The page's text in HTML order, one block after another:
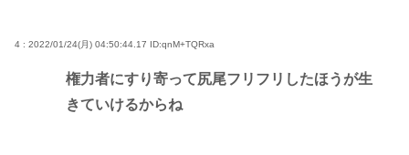
4 : 2022/01/24(月) 04:50:44.17 ID:qnM+TQRxa
権力者にすり寄って尻尾フリフリしたほうが生
きていけるからね